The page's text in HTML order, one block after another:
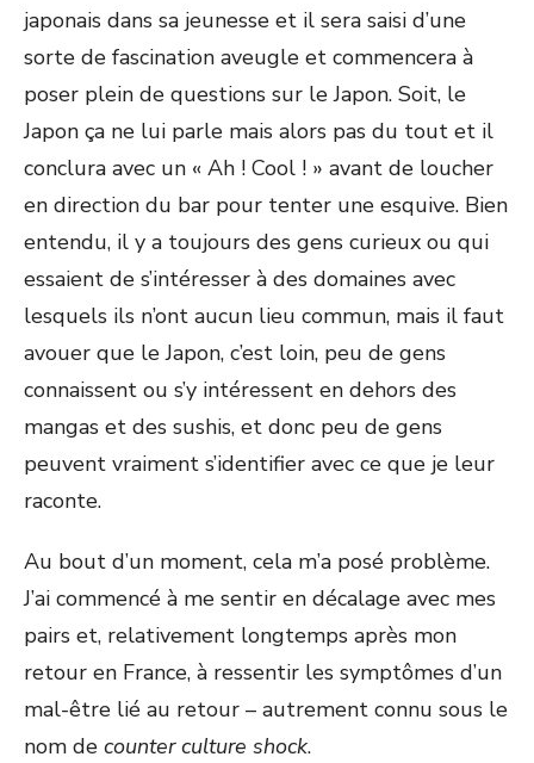
japonais dans sa jeunesse et il sera saisi d’une
sorte de fascination aveugle et commencera à
poser plein de questions sur le Japon. Soit, le
Japon ça ne lui parle mais alors pas du tout et il
conclura avec un « Ah ! Cool ! » avant de loucher
en direction du bar pour tenter une esquive. Bien
entendu, il y a toujours des gens curieux ou qui
essaient de s’intéresser à des domaines avec
lesquels ils n’ont aucun lieu commun, mais il faut
avouer que le Japon, c’est loin, peu de gens
connaissent ou s’y intéressent en dehors des
mangas et des sushis, et donc peu de gens
peuvent vraiment s’identifier avec ce que je leur
raconte.
Au bout d’un moment, cela m’a posé problème.
J’ai commencé à me sentir en décalage avec mes
pairs et, relativement longtemps après mon
retour en France, à ressentir les symptômes d’un
mal-être lié au retour – autrement connu sous le
nom de counter culture shock.